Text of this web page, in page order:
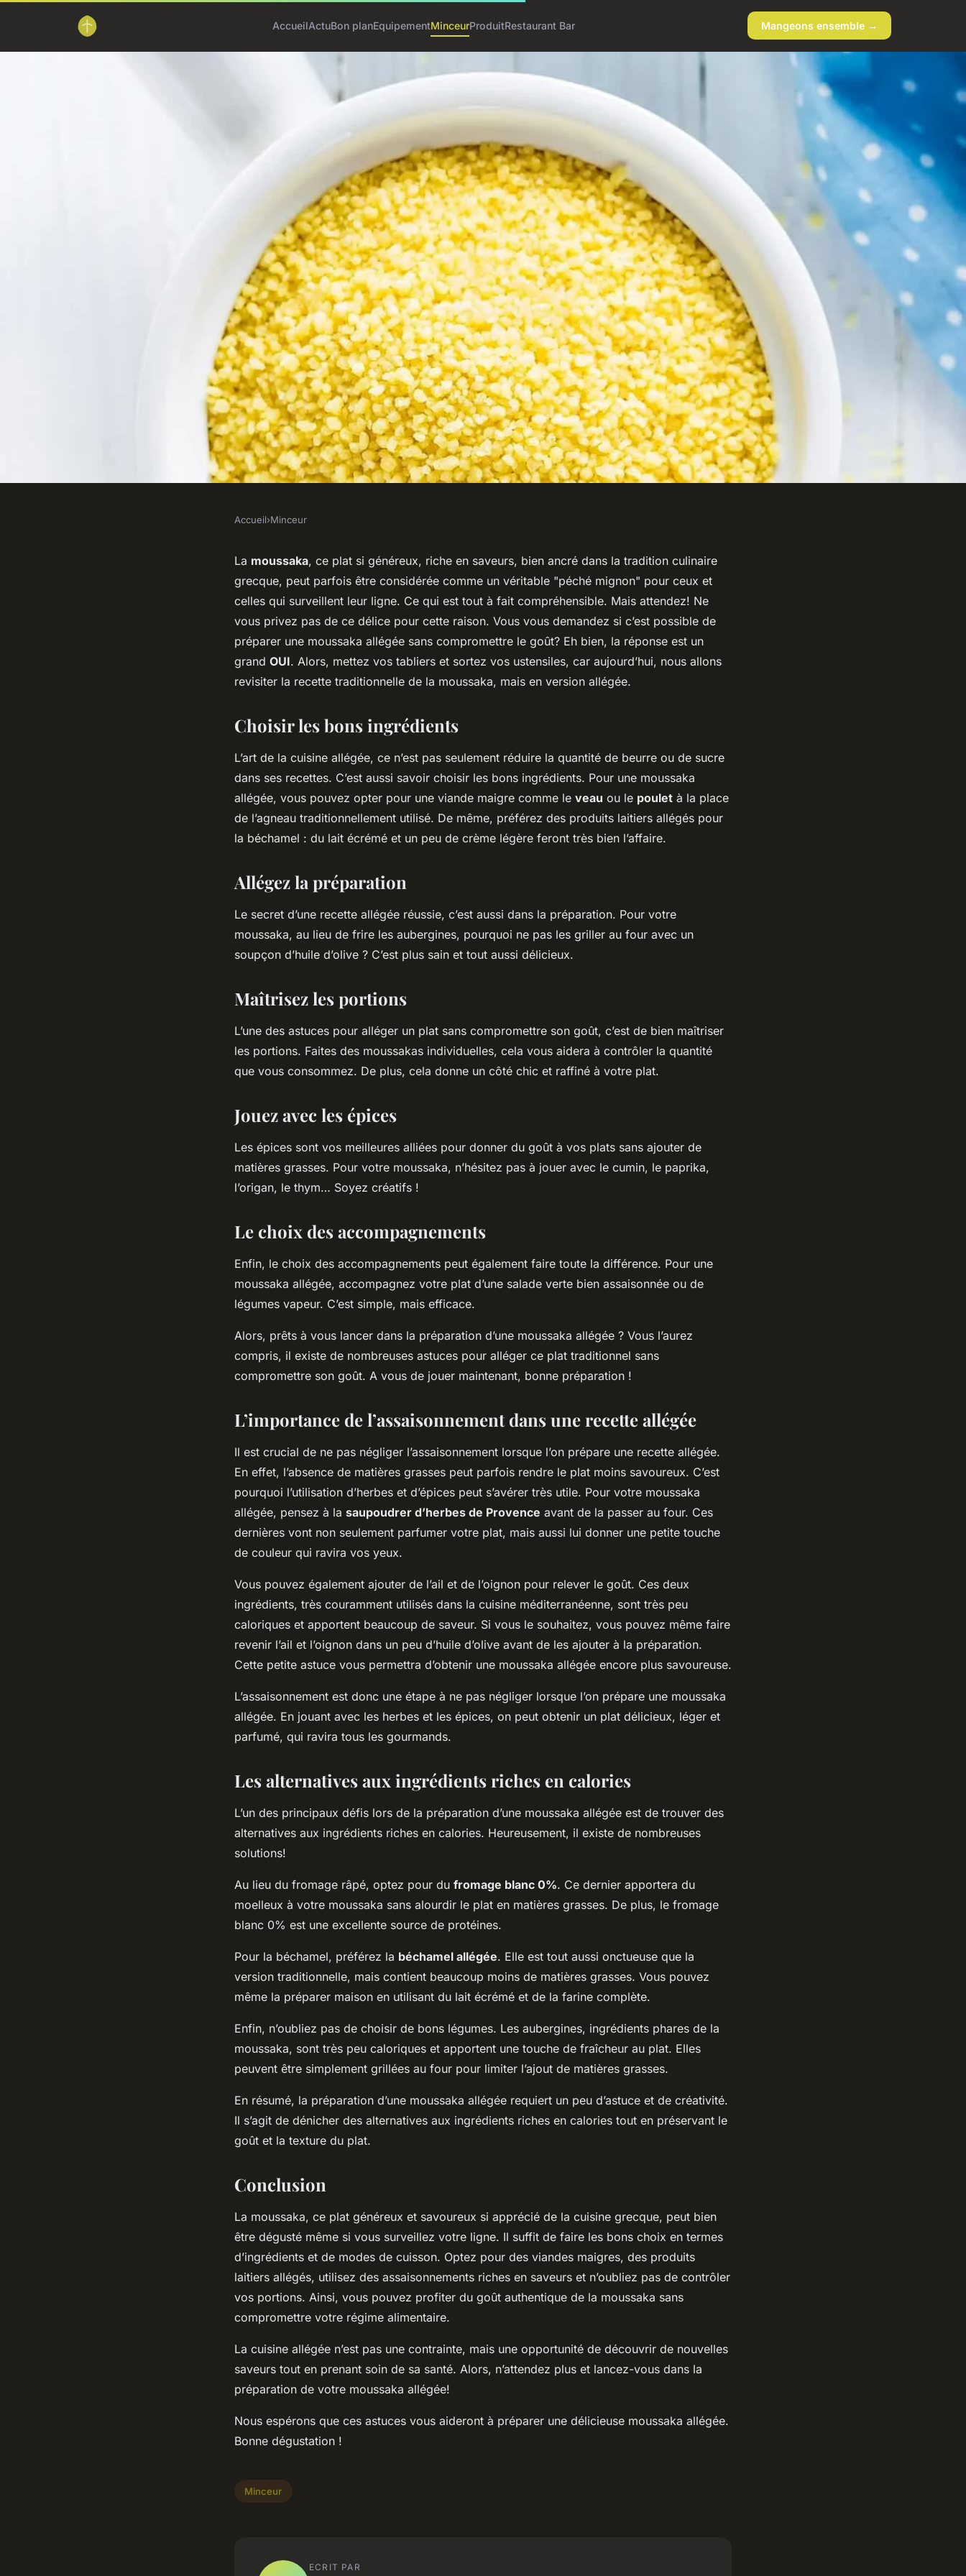
AccueilActuBon planEquipementMinceurProduitRestaurant Bar Mangeons ensemble →
Peut-on préparer une moussaka
allégée sans compromettre le goût ?
Accueil›Minceur
La moussaka, ce plat si généreux, riche en saveurs, bien ancré dans la tradition culinaire
grecque, peut parfois être considérée comme un véritable "péché mignon" pour ceux et
celles qui surveillent leur ligne. Ce qui est tout à fait compréhensible. Mais attendez! Ne
vous privez pas de ce délice pour cette raison. Vous vous demandez si c’est possible de
préparer une moussaka allégée sans compromettre le goût? Eh bien, la réponse est un
grand OUI. Alors, mettez vos tabliers et sortez vos ustensiles, car aujourd’hui, nous allons
revisiter la recette traditionnelle de la moussaka, mais en version allégée.
Choisir les bons ingrédients
L’art de la cuisine allégée, ce n’est pas seulement réduire la quantité de beurre ou de sucre
dans ses recettes. C’est aussi savoir choisir les bons ingrédients. Pour une moussaka
allégée, vous pouvez opter pour une viande maigre comme le veau ou le poulet à la place
de l’agneau traditionnellement utilisé. De même, préférez des produits laitiers allégés pour
la béchamel : du lait écrémé et un peu de crème légère feront très bien l’affaire.
Allégez la préparation
Le secret d’une recette allégée réussie, c’est aussi dans la préparation. Pour votre
moussaka, au lieu de frire les aubergines, pourquoi ne pas les griller au four avec un
soupçon d’huile d’olive ? C’est plus sain et tout aussi délicieux.
Maîtrisez les portions
L’une des astuces pour alléger un plat sans compromettre son goût, c’est de bien maîtriser
les portions. Faites des moussakas individuelles, cela vous aidera à contrôler la quantité
que vous consommez. De plus, cela donne un côté chic et raffiné à votre plat.
Jouez avec les épices
Les épices sont vos meilleures alliées pour donner du goût à vos plats sans ajouter de
matières grasses. Pour votre moussaka, n’hésitez pas à jouer avec le cumin, le paprika,
l’origan, le thym… Soyez créatifs !
Le choix des accompagnements
Enfin, le choix des accompagnements peut également faire toute la différence. Pour une
moussaka allégée, accompagnez votre plat d’une salade verte bien assaisonnée ou de
légumes vapeur. C’est simple, mais efficace.
Alors, prêts à vous lancer dans la préparation d’une moussaka allégée ? Vous l’aurez
compris, il existe de nombreuses astuces pour alléger ce plat traditionnel sans
compromettre son goût. A vous de jouer maintenant, bonne préparation !
L’importance de l’assaisonnement dans une recette allégée
Il est crucial de ne pas négliger l’assaisonnement lorsque l’on prépare une recette allégée.
En effet, l’absence de matières grasses peut parfois rendre le plat moins savoureux. C’est
pourquoi l’utilisation d’herbes et d’épices peut s’avérer très utile. Pour votre moussaka
allégée, pensez à la saupoudrer d’herbes de Provence avant de la passer au four. Ces
dernières vont non seulement parfumer votre plat, mais aussi lui donner une petite touche
de couleur qui ravira vos yeux.
Vous pouvez également ajouter de l’ail et de l’oignon pour relever le goût. Ces deux
ingrédients, très couramment utilisés dans la cuisine méditerranéenne, sont très peu
caloriques et apportent beaucoup de saveur. Si vous le souhaitez, vous pouvez même faire
revenir l’ail et l’oignon dans un peu d’huile d’olive avant de les ajouter à la préparation.
Cette petite astuce vous permettra d’obtenir une moussaka allégée encore plus savoureuse.
L’assaisonnement est donc une étape à ne pas négliger lorsque l’on prépare une moussaka
allégée. En jouant avec les herbes et les épices, on peut obtenir un plat délicieux, léger et
parfumé, qui ravira tous les gourmands.
Les alternatives aux ingrédients riches en calories
L’un des principaux défis lors de la préparation d’une moussaka allégée est de trouver des
alternatives aux ingrédients riches en calories. Heureusement, il existe de nombreuses
solutions!
Au lieu du fromage râpé, optez pour du fromage blanc 0%. Ce dernier apportera du
moelleux à votre moussaka sans alourdir le plat en matières grasses. De plus, le fromage
blanc 0% est une excellente source de protéines.
Pour la béchamel, préférez la béchamel allégée. Elle est tout aussi onctueuse que la
version traditionnelle, mais contient beaucoup moins de matières grasses. Vous pouvez
même la préparer maison en utilisant du lait écrémé et de la farine complète.
Enfin, n’oubliez pas de choisir de bons légumes. Les aubergines, ingrédients phares de la
moussaka, sont très peu caloriques et apportent une touche de fraîcheur au plat. Elles
peuvent être simplement grillées au four pour limiter l’ajout de matières grasses.
En résumé, la préparation d’une moussaka allégée requiert un peu d’astuce et de créativité.
Il s’agit de dénicher des alternatives aux ingrédients riches en calories tout en préservant le
goût et la texture du plat.
Conclusion
La moussaka, ce plat généreux et savoureux si apprécié de la cuisine grecque, peut bien
être dégusté même si vous surveillez votre ligne. Il suffit de faire les bons choix en termes
d’ingrédients et de modes de cuisson. Optez pour des viandes maigres, des produits
laitiers allégés, utilisez des assaisonnements riches en saveurs et n’oubliez pas de contrôler
vos portions. Ainsi, vous pouvez profiter du goût authentique de la moussaka sans
compromettre votre régime alimentaire.
La cuisine allégée n’est pas une contrainte, mais une opportunité de découvrir de nouvelles
saveurs tout en prenant soin de sa santé. Alors, n’attendez plus et lancez-vous dans la
préparation de votre moussaka allégée!
Nous espérons que ces astuces vous aideront à préparer une délicieuse moussaka allégée.
Bonne dégustation !
Minceur
ECRIT PAR